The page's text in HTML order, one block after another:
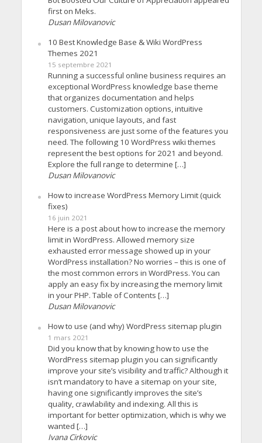
first on Meks.
Dusan Milovanovic
10 Best Knowledge Base & Wiki WordPress
Themes 2021
15 septembre 2021
Running a successful online business requires an
exceptional WordPress knowledge base theme
that organizes documentation and helps
customers. Customization options, intuitive
navigation, unique layouts, and fast
responsiveness are just some of the features you
need. The following 10 WordPress wiki themes
represent the best options for 2021 and beyond.
Explore the full range to determine […]
Dusan Milovanovic
How to increase WordPress Memory Limit (quick
fixes)
16 juin 2021
Here is a post about how to increase the memory
limit in WordPress. Allowed memory size
exhausted error message showed up in your
WordPress installation? No worries – this is one of
the most common errors in WordPress. You can
apply an easy fix by increasing the memory limit
in your PHP. Table of Contents […]
Dusan Milovanovic
How to use (and why) WordPress sitemap plugin
1 mars 2021
Did you know that by knowing how to use the
WordPress sitemap plugin you can significantly
improve your site’s visibility and traffic? Although it
isn’t mandatory to have a sitemap on your site,
having one significantly improves the site’s
quality, crawlability and indexing. All this is
important for better optimization, which is why we
wanted […]
Ivana Cirkovic